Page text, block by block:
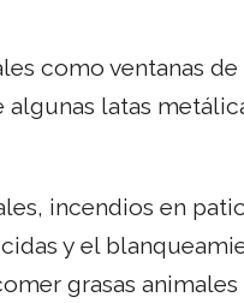
como ventanas de
latas
incendios en
y el
grasas animales